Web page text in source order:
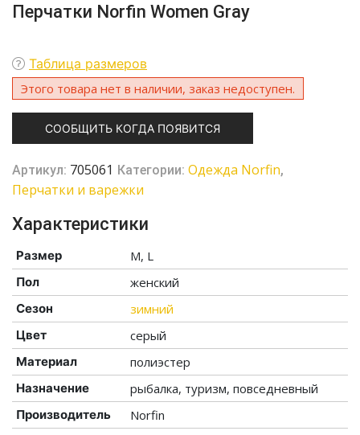
Перчатки Norfin Women Gray
Таблица размеров
Этого товара нет в наличии, заказ недоступен.
СООБЩИТЬ КОГДА ПОЯВИТСЯ
Артикул: 705061 Категории: Одежда Norfin,
Перчатки и варежки
Характеристики
Размер M, L
Пол женский
Сезон зимний
Цвет серый
Материал полиэстер
Назначение рыбалка, туризм, повседневный
Производитель Norfin